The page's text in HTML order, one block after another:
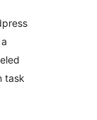
task